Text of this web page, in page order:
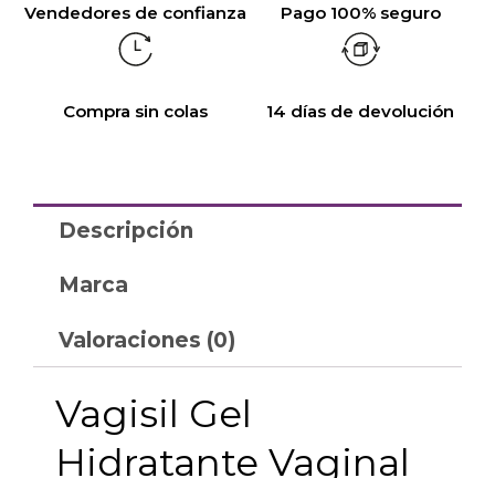
Vendedores de confianza Pago 100% seguro
Compra sin colas 14 días de devolución
Descripción
Marca
Valoraciones (0)
Vagisil Gel
Hidratante Vaginal